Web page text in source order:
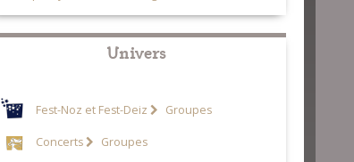
Univers
Fest-Noz et Fest-Deiz Groupes
Concerts Groupes